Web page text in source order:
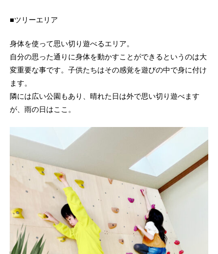
■ツリーエリア
身体を使って思い切り遊べるエリア。
自分の思った通りに身体を動かすことができるというのは大
変重要な事です。子供たちはその感覚を遊びの中で身に付け
ます。
隣には広い公園もあり、晴れた日は外で思い切り遊べます
が、雨の日はここ。